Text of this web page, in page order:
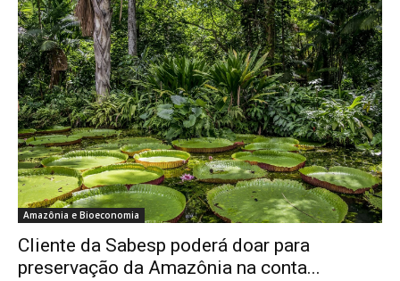
Amazônia e Bioeconomia
Cliente da Sabesp poderá doar para
preservação da Amazônia na conta...